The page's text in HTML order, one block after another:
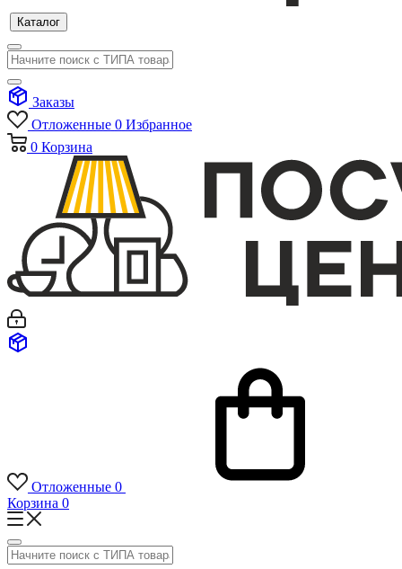
Каталог
Заказы
Отложенные 0 Избранное
0 Корзина
Отложенные 0
Корзина 0